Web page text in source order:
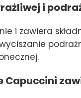
i
i zawiera